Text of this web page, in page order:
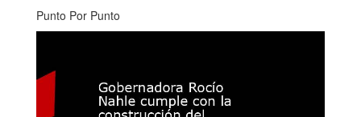
Punto Por Punto